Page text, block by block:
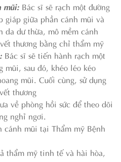
mũi: Bác sĩ sẽ rạch một đường
giữa phần cánh mũi và
da dư thừa, mô mềm cánh
thương bằng chỉ thẩm mỹ
Bác sĩ sẽ tiến hành rạch một
mũi, sau đó, khéo léo kéo
mũi. Cuối cùng, sử dụng
thương
về phòng hồi sức để theo dõi
nghỉ ngơi.
cánh mũi tại Thẩm mỹ Bệnh
thẩm mỹ tinh tế và hài hòa,